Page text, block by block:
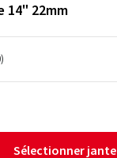
14" 22mm
Sélectionner jante